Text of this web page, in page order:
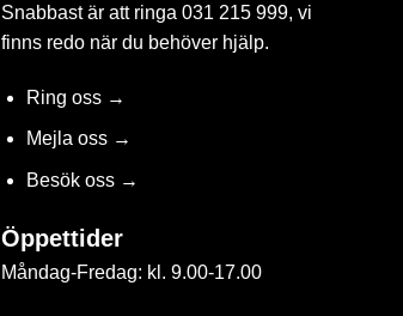
Snabbast är att ringa 031 215 999, vi
finns redo när du behöver hjälp.
Ring oss →
Mejla oss →
Besök oss →
Öppettider
Måndag-Fredag: kl. 9.00-17.00